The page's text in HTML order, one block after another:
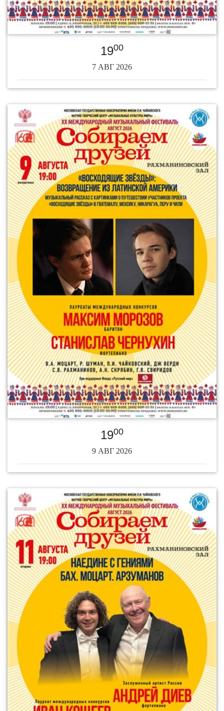
1900
7 АВГ 2026
1900
9 АВГ 2026